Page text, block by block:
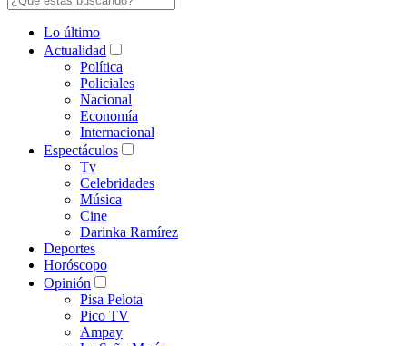
Lo último
Actualidad
Política
Policiales
Nacional
Economía
Internacional
Espectáculos
Tv
Celebridades
Música
Cine
Darinka Ramírez
Deportes
Horóscopo
Opinión
Pisa Pelota
Pico TV
Ampay